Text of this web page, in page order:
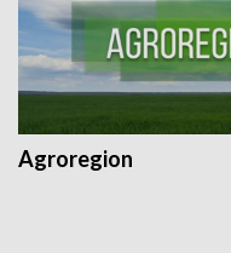
Agroregion